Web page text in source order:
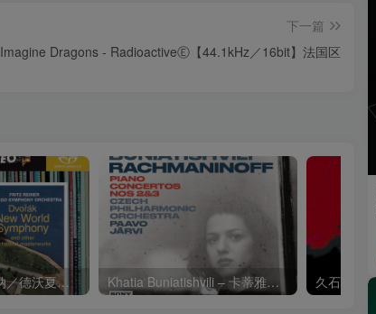
下一篇
Imagine Dragons - RadioactiveⒺ【44.1kHz／16bit】法国区
Fritz Reiner – 莱纳／德沃夏克：第九交响曲 Khatia Buniatishvili – 卡蒂雅拉赫玛尼诺夫：第二、三钢琴协奏曲